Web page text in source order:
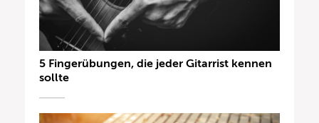
5 Fingerübungen, die jeder Gitarrist kennen
sollte